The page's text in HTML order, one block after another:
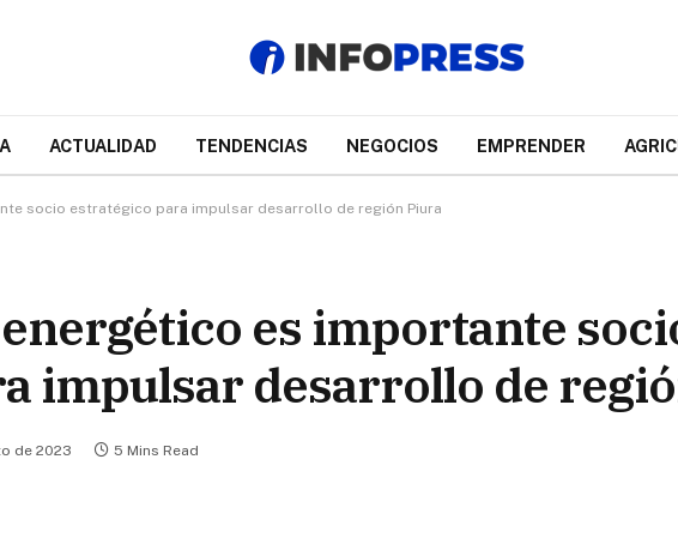
ACTUALIDAD TENDENCIAS NEGOCIOS EMPRENDER
socio estratégico para impulsar desarrollo de región Piura
es importante
impulsar desarrollo de
de 2023 5 Mins Read